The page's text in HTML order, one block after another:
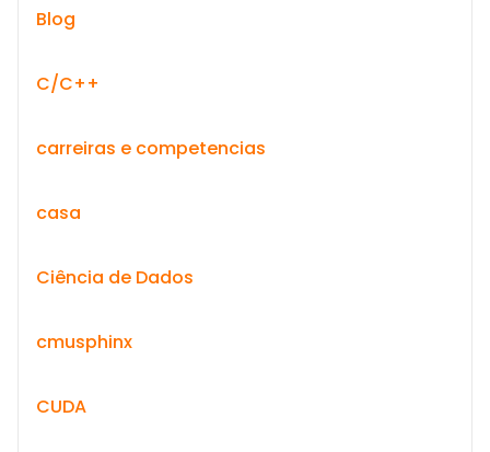
Blog
C/C++
carreiras e competencias
casa
Ciência de Dados
cmusphinx
CUDA